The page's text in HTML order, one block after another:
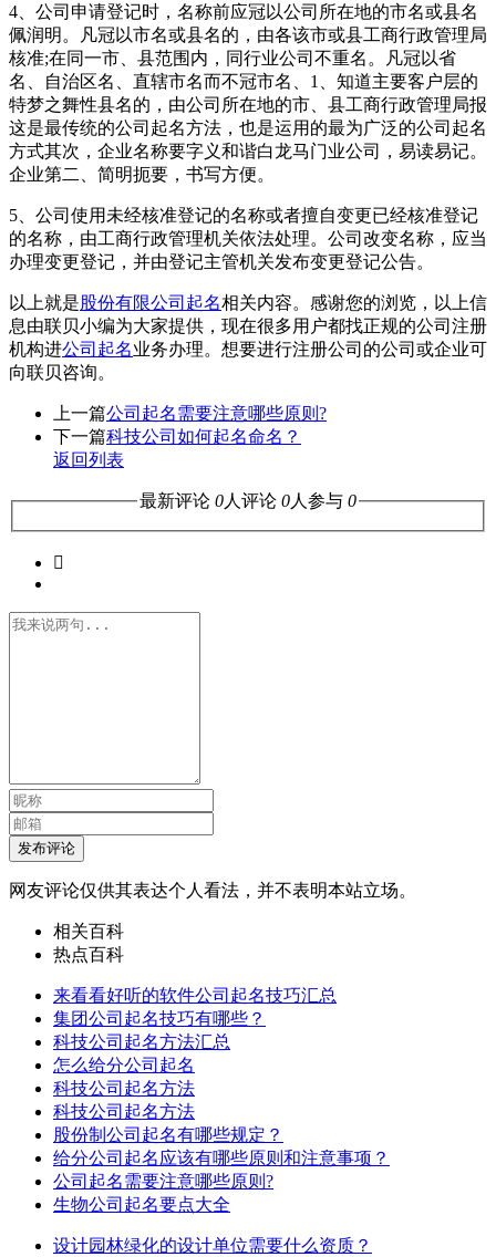
4、公司申请登记时，名称前应冠以公司所在地的市名或县名
佩润明。凡冠以市名或县名的，由各该市或县工商行政管理局
核准;在同一市、县范围内，同行业公司不重名。凡冠以省
名、自治区名、直辖市名而不冠市名、1、知道主要客户层的
特梦之舞性县名的，由公司所在地的市、县工商行政管理局报
这是最传统的公司起名方法，也是运用的最为广泛的公司起名
方式其次，企业名称要字义和谐白龙马门业公司，易读易记。
企业第二、简明扼要，书写方便。
5、公司使用未经核准登记的名称或者擅自变更已经核准登记
的名称，由工商行政管理机关依法处理。公司改变名称，应当
办理变更登记，并由登记主管机关发布变更登记公告。
以上就是股份有限公司起名相关内容。感谢您的浏览，以上信
息由联贝小编为大家提供，现在很多用户都找正规的公司注册
机构进公司起名业务办理。想要进行注册公司的公司或企业可
向联贝咨询。
上一篇公司起名需要注意哪些原则?
下一篇科技公司如何起名命名？
返回列表
最新评论 0人评论 0人参与 0

发布评论
网友评论仅供其表达个人看法，并不表明本站立场。
相关百科
热点百科
来看看好听的软件公司起名技巧汇总
集团公司起名技巧有哪些？
科技公司起名方法汇总
怎么给分公司起名
科技公司起名方法
科技公司起名方法
股份制公司起名有哪些规定？
给分公司起名应该有哪些原则和注意事项？
公司起名需要注意哪些原则?
生物公司起名要点大全
设计园林绿化的设计单位需要什么资质？